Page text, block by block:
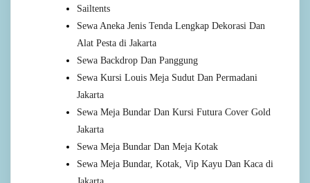
Sailtents
Sewa Aneka Jenis Tenda Lengkap Dekorasi Dan
Alat Pesta di Jakarta
Sewa Backdrop Dan Panggung
Sewa Kursi Louis Meja Sudut Dan Permadani
Jakarta
Sewa Meja Bundar Dan Kursi Futura Cover Gold
Jakarta
Sewa Meja Bundar Dan Meja Kotak
Sewa Meja Bundar, Kotak, Vip Kayu Dan Kaca di